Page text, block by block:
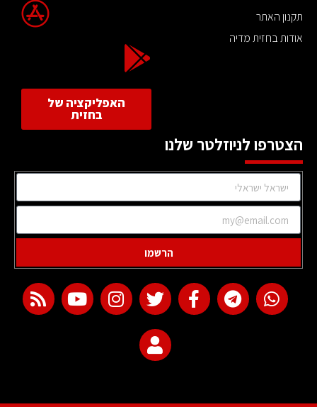
תקנון האתר
אודות בחזית מדיה
האפליקציה של
בחזית
הצטרפו לניוזלטר שלנו
הרשמו